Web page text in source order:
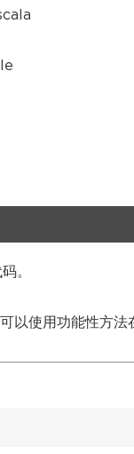
。
以使用功能性方法